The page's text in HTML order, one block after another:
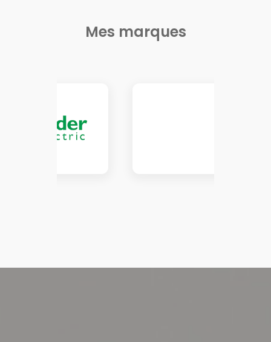
Mes marques